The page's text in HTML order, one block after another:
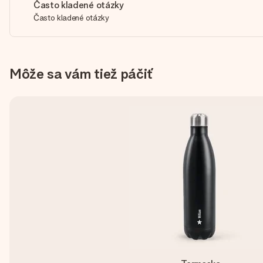
Často kladené otázky
Často kladené otázky
Môže sa vám tiež páčiť